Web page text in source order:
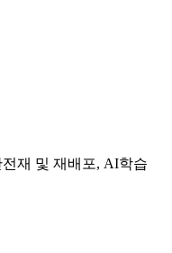
재 및 재배포, AI학습